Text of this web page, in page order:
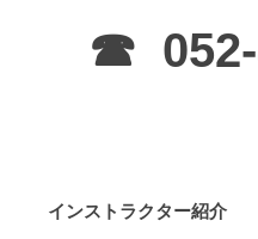
☎ 052-
インストラクター紹介